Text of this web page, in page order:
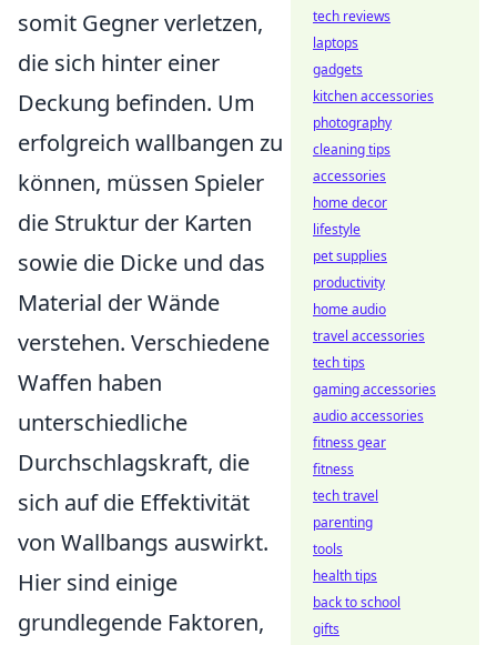
somit Gegner verletzen,
die sich hinter einer
Deckung befinden. Um
erfolgreich wallbangen zu
können, müssen Spieler
die Struktur der Karten
sowie die Dicke und das
Material der Wände
verstehen. Verschiedene
Waffen haben
unterschiedliche
Durchschlagskraft, die
sich auf die Effektivität
von Wallbangs auswirkt.
Hier sind einige
grundlegende Faktoren,
tech reviews
laptops
gadgets
kitchen accessories
photography
cleaning tips
accessories
home decor
lifestyle
pet supplies
productivity
home audio
travel accessories
tech tips
gaming accessories
audio accessories
fitness gear
fitness
tech travel
parenting
tools
health tips
back to school
gifts